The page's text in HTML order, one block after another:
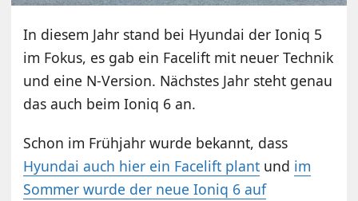
In diesem Jahr stand bei Hyundai der Ioniq 5
im Fokus, es gab ein Facelift mit neuer Technik
und eine N-Version. Nächstes Jahr steht genau
das auch beim Ioniq 6 an.
Schon im Frühjahr wurde bekannt, dass
Hyundai auch hier ein Facelift plant und im
Sommer wurde der neue Ioniq 6 auf